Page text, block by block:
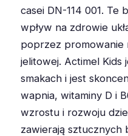
casei DN-114 001. Te
wpływ na zdrowie
poprzez
jelitowej. Actimel
smakach i jest
wapnia, witaminy D i
wzrostu i rozwoju
zawierają sztucznych